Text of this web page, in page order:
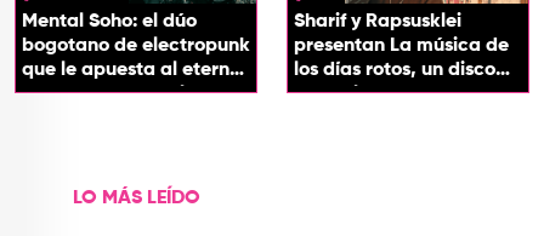
Mental Soho: el dúo
bogotano de electropunk
que le apuesta al eterno
presente con su álbum
Sharif y Rapsusklei
presentan La música de
los días rotos, un disco
que salda una promesa
LO MÁS LEÍDO